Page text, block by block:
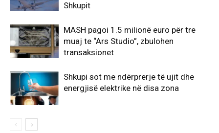
Shkupit
MASH pagoi 1.5 milionë euro për tre
muaj te “Ars Studio”, zbulohen
transaksionet
Shkupi sot me ndërprerje të ujit dhe
energjisë elektrike në disa zona